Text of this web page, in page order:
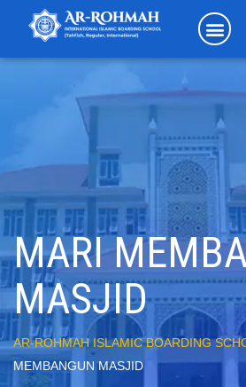
MARI
MASJID
AR-ROHMAH ISLAMIC BOARDING
MEMBANGUN MASJID